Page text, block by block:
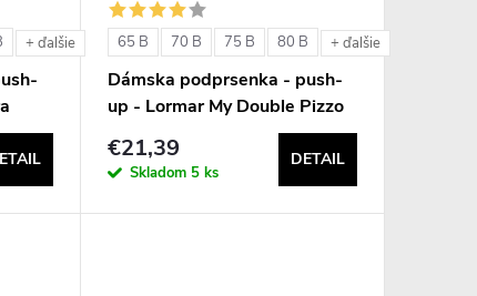
+ ďalšie 65 B 70 B 75 B 80 B + ďalšie
Dámska podprsenka - push-
up - Lormar My Double Pizzo
€21,39
Skladom 5 ks
DETAIL